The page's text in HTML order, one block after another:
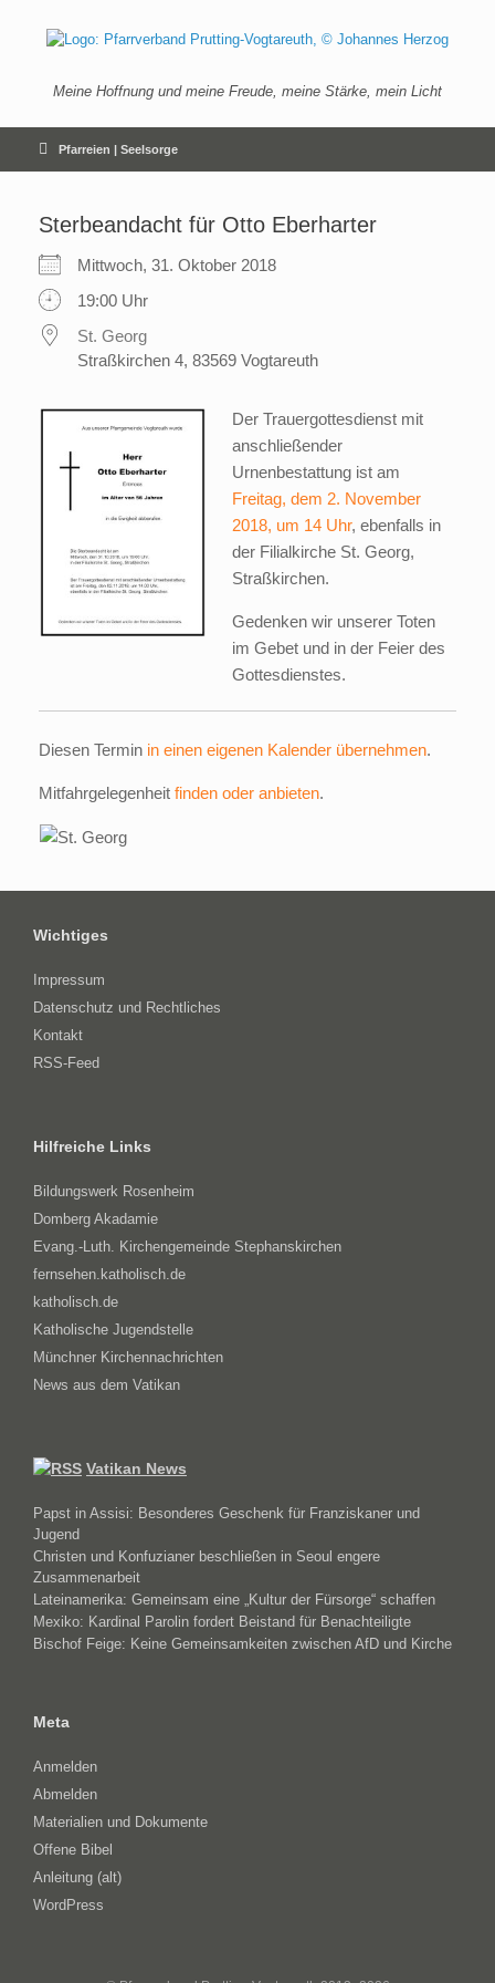
springen
Meine Hoffnung und meine Freude, meine Stärke, mein Licht
Pfarreien | Seelsorge
Sterbeandacht für Otto Eberharter
Mittwoch, 31. Oktober 2018
19:00 Uhr
St. Georg
Straßkirchen 4, 83569 Vogtareuth
Der Trauergottesdienst mit
anschließender
Urnenbestattung ist am
Freitag, dem 2. November
2018, um 14 Uhr, ebenfalls in
der Filialkirche St. Georg,
Straßkirchen.
Gedenken wir unserer Toten
im Gebet und in der Feier des
Gottesdienstes.
Diesen Termin in einen eigenen Kalender übernehmen.
Mitfahrgelegenheit finden oder anbieten.
Wichtiges
Impressum
Datenschutz und Rechtliches
Kontakt
RSS-Feed
Hilfreiche Links
Bildungswerk Rosenheim
Domberg Akadamie
Evang.-Luth. Kirchengemeinde Stephanskirchen
fernsehen.katholisch.de
katholisch.de
Katholische Jugendstelle
Münchner Kirchennachrichten
News aus dem Vatikan
Vatikan News
Papst in Assisi: Besonderes Geschenk für Franziskaner und
Jugend
Christen und Konfuzianer beschließen in Seoul engere
Zusammenarbeit
Lateinamerika: Gemeinsam eine „Kultur der Fürsorge“ schaffen
Mexiko: Kardinal Parolin fordert Beistand für Benachteiligte
Bischof Feige: Keine Gemeinsamkeiten zwischen AfD und Kirche
Meta
Anmelden
Abmelden
Materialien und Dokumente
Offene Bibel
Anleitung (alt)
WordPress